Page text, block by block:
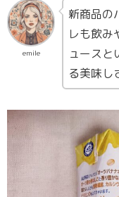
emile
新商品の
レも飲み
ュースと
る美味し